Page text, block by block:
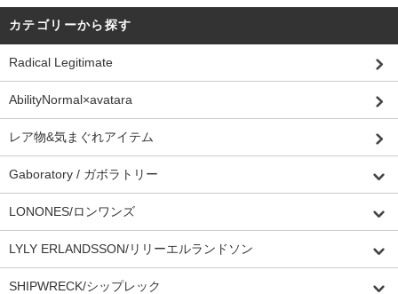
カテゴリーから探す
Radical Legitimate
AbilityNormal×avatara
レア物&気まぐれアイテム
Gaboratory / ガボラトリー
LONONES/ロンワンズ
LYLY ERLANDSSON/リリーエルランドソン
SHIPWRECK/シップレック